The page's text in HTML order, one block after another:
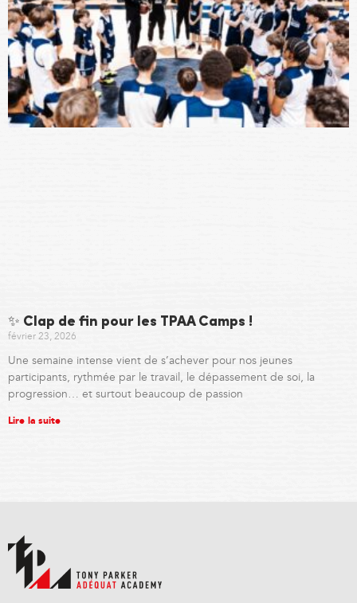
✨ Clap de fin pour les TPAA Camps !
février 23, 2026
Une semaine intense vient de s’achever pour nos jeunes
participants, rythmée par le travail, le dépassement de soi, la
progression… et surtout beaucoup de passion
Lire la suite